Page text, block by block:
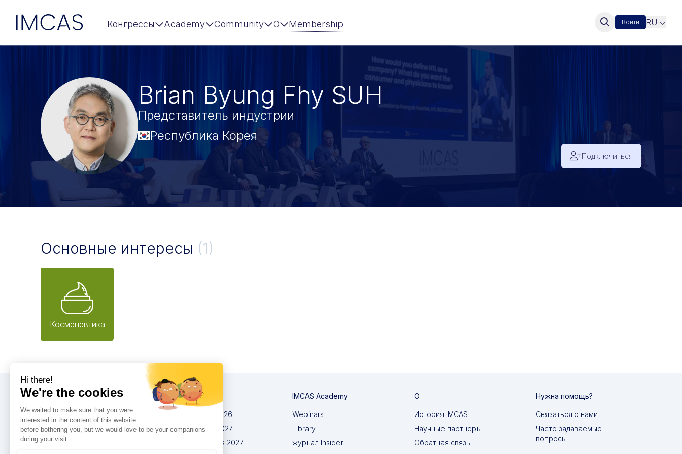
IMCAS Конгрессы Academy Community О Membership Войти RU
Brian Byung Fhy SUH
Представитель индустрии
Республика Корея
Подключиться
Основные интересы (1)
Космецевтика
Конгрессы
IMCAS China 2026
IMCAS World 2027
IMCAS Americas 2027
IMCAS Academy
Webinars
Library
журнал Insider
О
История IMCAS
Научные партнеры
Обратная связь
Нужна помощь?
Связаться с нами
Часто задаваемые
вопросы